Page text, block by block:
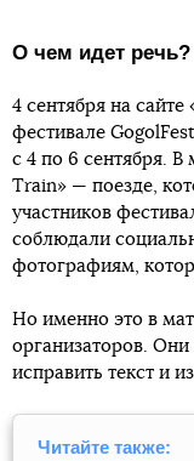
О чем идет речь?
4 сентября на
фестивале
с 4 по 6 сентября. В
Train» — поезде,
участников
соблюдали
фотографиям,
Но именно это в
организаторов.
исправить текст и
Читайте также: